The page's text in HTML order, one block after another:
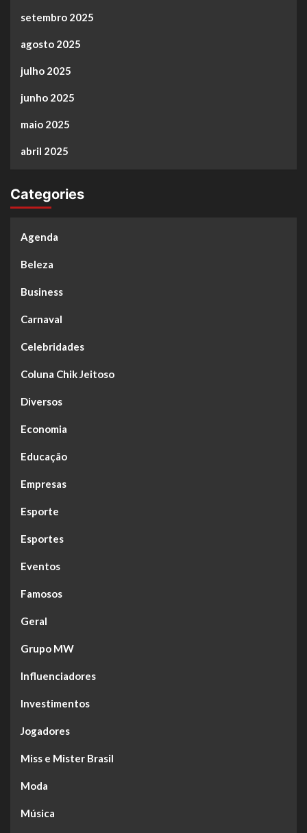
setembro 2025
agosto 2025
julho 2025
junho 2025
maio 2025
abril 2025
Categories
Agenda
Beleza
Business
Carnaval
Celebridades
Coluna Chik Jeitoso
Diversos
Economia
Educação
Empresas
Esporte
Esportes
Eventos
Famosos
Geral
Grupo MW
Influenciadores
Investimentos
Jogadores
Miss e Mister Brasil
Moda
Música